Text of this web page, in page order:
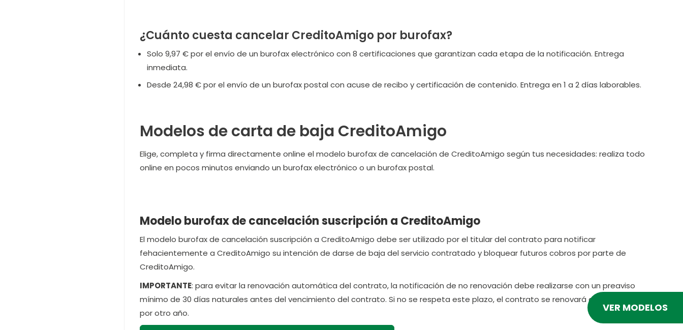
¿Cuánto cuesta cancelar CreditoAmigo por burofax?
Solo 9,97 € por el envío de un burofax electrónico con 8 certificaciones que garantizan cada etapa de la notificación. Entrega
inmediata.
Desde 24,98 € por el envío de un burofax postal con acuse de recibo y certificación de contenido. Entrega en 1 a 2 días laborables.
Modelos de carta de baja CreditoAmigo
Elige, completa y firma directamente online el modelo burofax de cancelación de CreditoAmigo según tus necesidades: realiza todo
online en pocos minutos enviando un burofax electrónico o un burofax postal.
Modelo burofax de cancelación suscripción a CreditoAmigo
El modelo burofax de cancelación suscripción a CreditoAmigo debe ser utilizado por el titular del contrato para notificar
fehacientemente a CreditoAmigo su intención de darse de baja del servicio contratado y bloquear futuros cobros por parte de
CreditoAmigo.
IMPORTANTE: para evitar la renovación automática del contrato, la notificación de no renovación debe realizarse con un preaviso
mínimo de 30 días naturales antes del vencimiento del contrato. Si no se respeta este plazo, el contrato se renovará automáticamente
por otro año.
VER MODELOS